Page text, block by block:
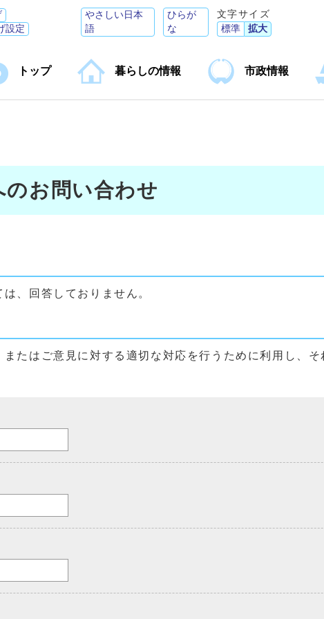
設定
やさしい日本
語
ひらが
な
文字サイズ
標準
拡大
トップ 暮らしの情報 市政情報
のお問い合わせ
、回答しておりません。
たはご意見に対する適切な対応を行うために利用し、